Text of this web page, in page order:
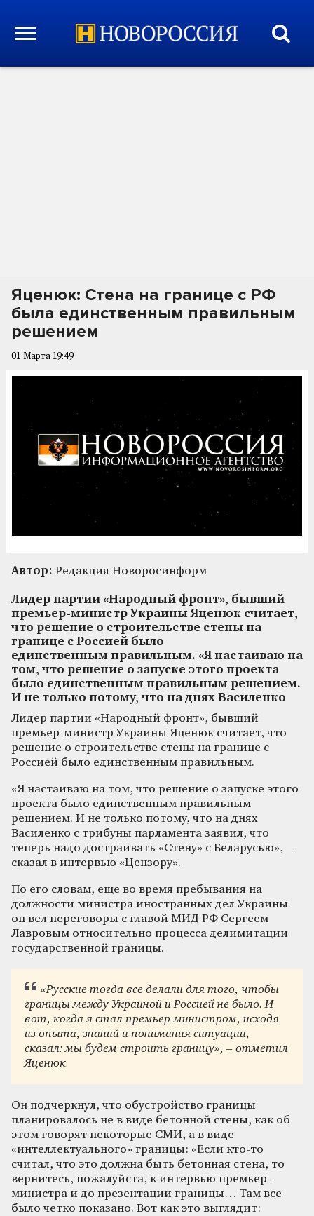
Яценюк: Стена на границе с РФ
была единственным правильным
решением
01 Марта 19:49
Автор: Редакция Новоросинформ
Лидер партии «Народный фронт», бывший
премьер-министр Украины Яценюк считает,
что решение о строительстве стены на
границе с Россией было
единственным правильным. «Я настаиваю на
том, что решение о запуске этого проекта
было единственным правильным решением.
И не только потому, что на днях Василенко
Лидер партии «Народный фронт», бывший
премьер-министр Украины Яценюк считает, что
решение о строительстве стены на границе с
Россией было единственным правильным.
«Я настаиваю на том, что решение о запуске этого
проекта было единственным правильным
решением. И не только потому, что на днях
Василенко с трибуны парламента заявил, что
теперь надо достраивать «Стену» с Беларусью», –
сказал в интервью «Цензору».
По его словам, еще во время пребывания на
должности министра иностранных дел Украины
он вел переговоры с главой МИД РФ Сергеем
Лавровым относительно процесса делимитации
государственной границы.
«Русские тогда все делали для того, чтобы
границы между Украиной и Россией не было. И
вот, когда я стал премьер-министром, исходя
из опыта, знаний и понимания ситуации,
сказал: мы будем строить границу», – отметил
Яценюк.
Он подчеркнул, что обустройство границы
планировалось не в виде бетонной стены, как об
этом говорят некоторые СМИ, а в виде
«интеллектуального» границы: «Если кто-то
считал, что это должна быть бетонная стена, то
вернитесь, пожалуйста, к интервью премьер-
министра и до презентации границы… Там все
было четко показано. Вот как это выглядит: